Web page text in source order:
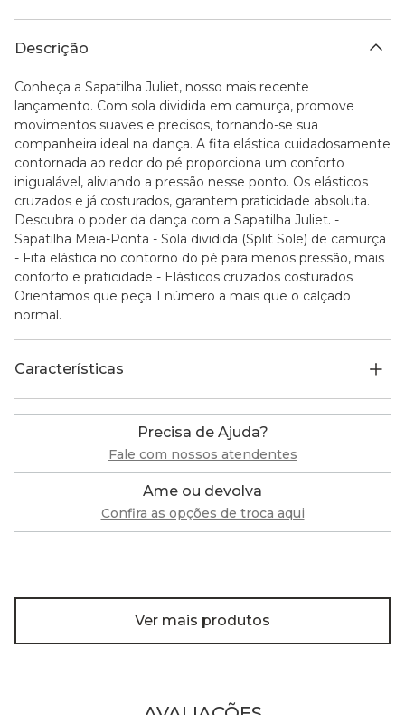
Descrição
Conheça a Sapatilha Juliet, nosso mais recente
lançamento. Com sola dividida em camurça, promove
movimentos suaves e precisos, tornando-se sua
companheira ideal na dança. A fita elástica cuidadosamente
contornada ao redor do pé proporciona um conforto
inigualável, aliviando a pressão nesse ponto. Os elásticos
cruzados e já costurados, garantem praticidade absoluta.
Descubra o poder da dança com a Sapatilha Juliet. -
Sapatilha Meia-Ponta - Sola dividida (Split Sole) de camurça
- Fita elástica no contorno do pé para menos pressão, mais
conforto e praticidade - Elásticos cruzados costurados
Orientamos que peça 1 número a mais que o calçado
normal.
Características
Precisa de Ajuda?
Fale com nossos atendentes
Ame ou devolva
Confira as opções de troca aqui
Ver mais produtos